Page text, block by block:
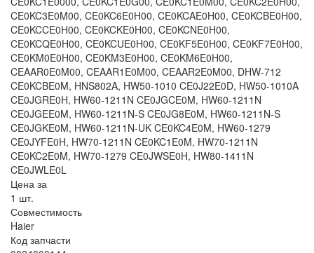
CE0KC3E0M00, CE0KC6E0H00, CE0KCAE0H00, CE0KCBE0H00,
CE0KCCE0H00, CE0KCKE0H00, CE0KCNE0H00,
CE0KCQE0H00, CE0KCUE0H00, CE0KF5E0H00, CE0KF7E0H00,
CE0KM0E0H00, CE0KM3E0H00, CE0KM6E0H00,
CEAAR0E0M00, CEAAR1E0M00, CEAAR2E0M00, DHW-712
CE0KCBE0M, HNS802A, HW50-1010 CE0J22E0D, HW50-1010A
CE0JGRE0H, HW60-1211N CE0JGCE0M, HW60-1211N
CE0JGEE0M, HW60-1211N-S CE0JG8E0M, HW60-1211N-S
CE0JGKE0M, HW60-1211N-UK CE0KC4E0M, HW60-1279
CE0JYFE0H, HW70-1211N CE0KC1E0M, HW70-1211N
CE0KC2E0M, HW70-1279 CE0JWSE0H, HW80-1411N
CE0JWLE0L
Цена за
1 шт.
Совместимость
Haier
Код запчасти